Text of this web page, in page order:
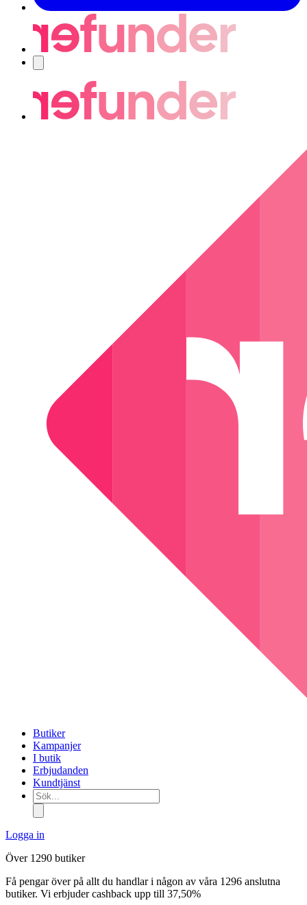
Butiker
Kampanjer
I butik
Erbjudanden
Kundtjänst
Sök...
Logga in
Över 1290 butiker
Få pengar över på allt du handlar i någon av våra 1296 anslutna
butiker. Vi erbjuder cashback upp till 37,50%